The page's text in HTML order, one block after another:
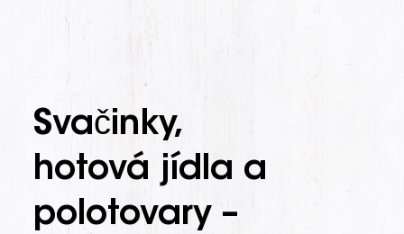
Svačinky,
hotová jídla a
polotovary –